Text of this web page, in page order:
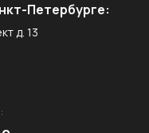
КВ.
КВ.
Петербурге:
д. 13